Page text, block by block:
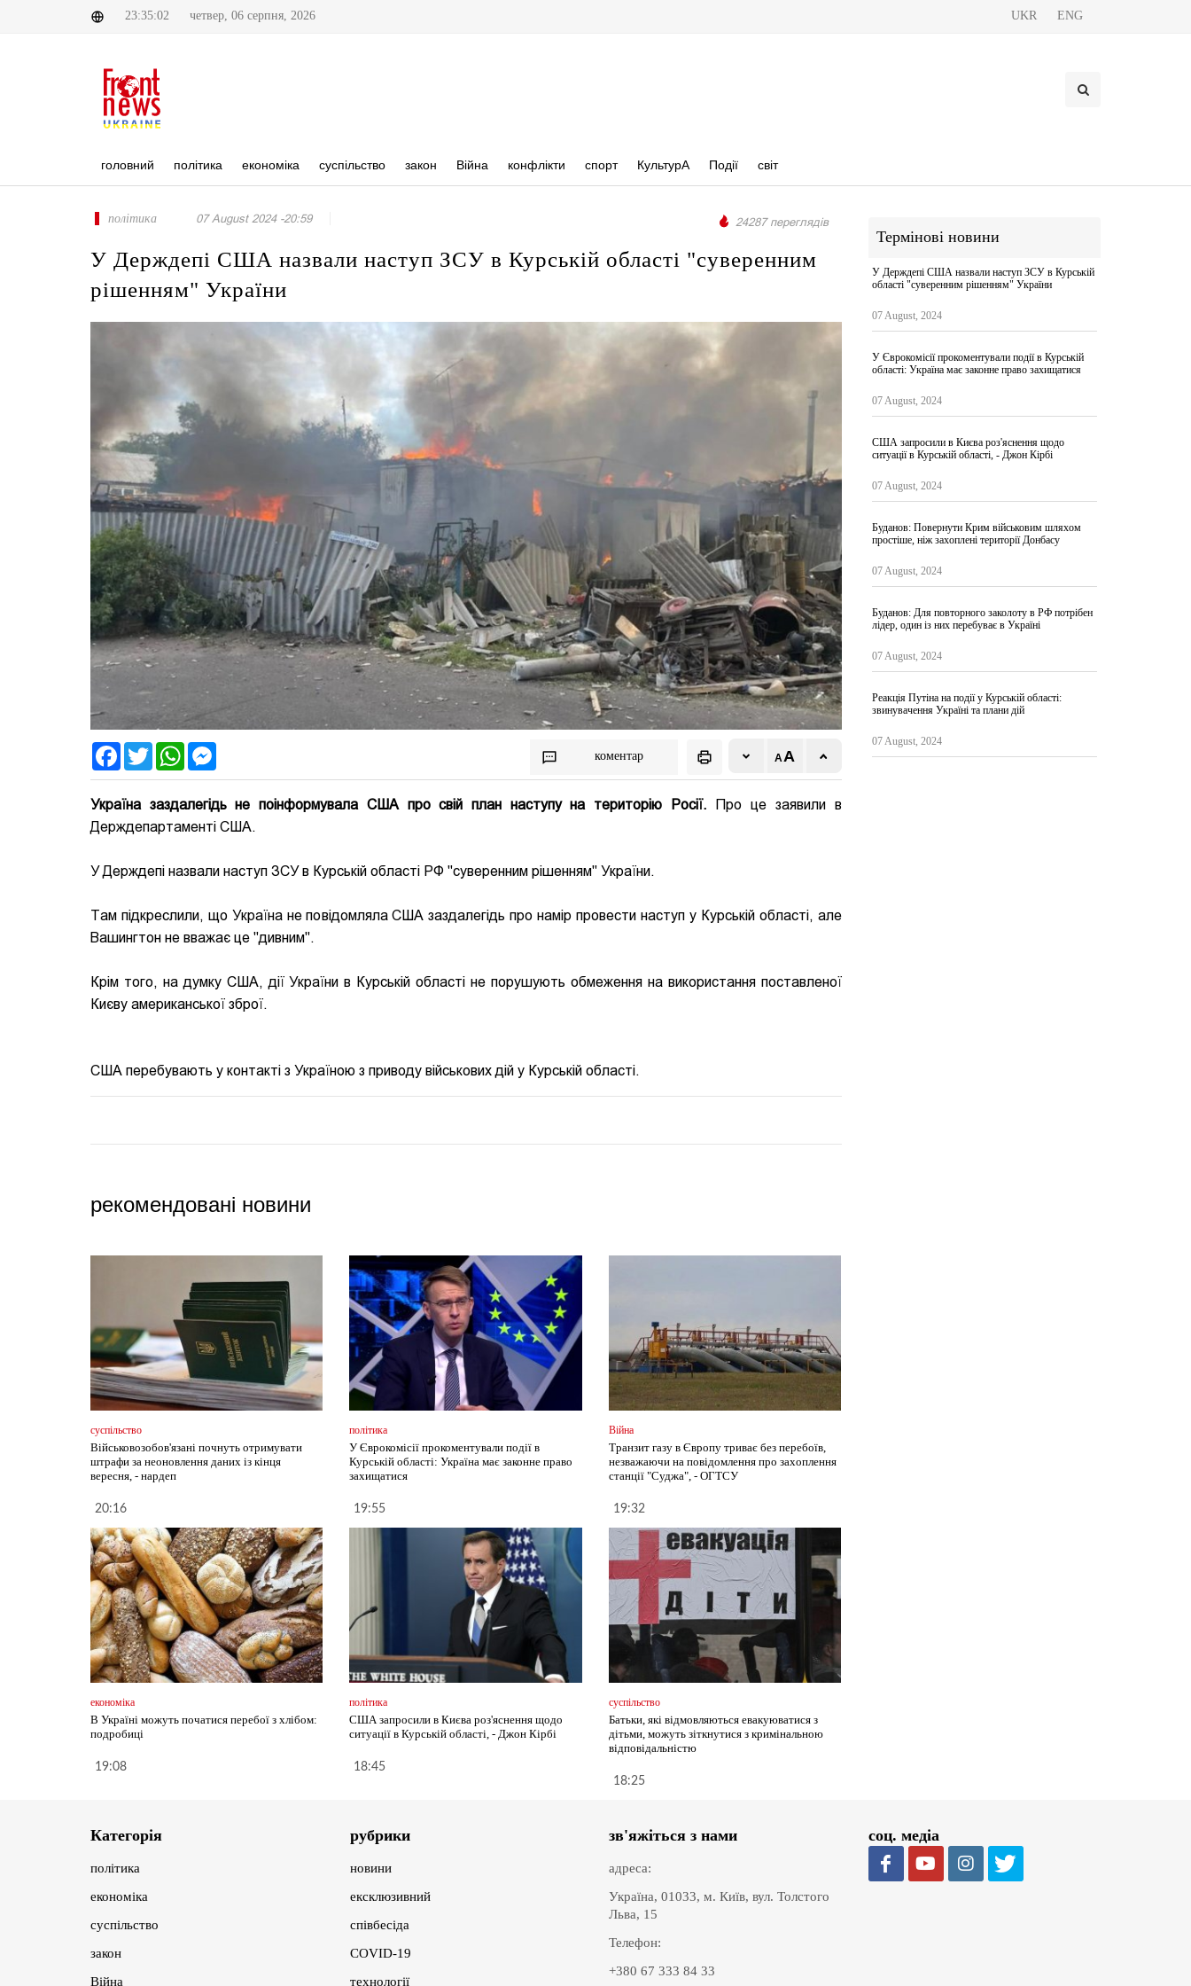
23:35:02 четвер, 06 серпня, 2026 UKR ENG
головний політика економіка суспільство закон Війна конфлікти спорт КультурА Події світ
політика 07 August 2024 -20:59 24287 переглядів
У Держдепі США назвали наступ ЗСУ в Курській області "суверенним
рішенням" України
FacebookTwitter WhatsApp коментар
Україна заздалегідь не поінформувала США про свій план наступу на територію Росії. Про це заявили в
Держдепартаменті США.
У Держдепі назвали наступ ЗСУ в Курській області РФ "суверенним рішенням" України.
Там підкреслили, що Україна не повідомляла США заздалегідь про намір провести наступ у Курській області, але
Вашингтон не вважає це "дивним".
Крім того, на думку США, дії України в Курській області не порушують обмеження на використання поставленої
Києву американської зброї.
США перебувають у контакті з Україною з приводу військових дій у Курській області.
рекомендовані новини
суспільство
Військовозобов'язані почнуть отримувати
штрафи за неоновлення даних із кінця
вересня, - нардеп
20:16
політика
У Єврокомісії прокоментували події в
Курській області: Україна має законне право
захищатися
19:55
Війна
Транзит газу в Європу триває без перебоїв,
незважаючи на повідомлення про захоплення
станції "Суджа", - ОГТСУ
19:32
економіка
В Україні можуть початися перебої з хлібом:
подробиці
19:08
політика
США запросили в Києва роз'яснення щодо
ситуації в Курській області, - Джон Кірбі
18:45
суспільство
Батьки, які відмовляються евакуюватися з
дітьми, можуть зіткнутися з кримінальною
відповідальністю
18:25
Термінові новини
У Держдепі США назвали наступ ЗСУ в Курській
області "суверенним рішенням" України
07 August, 2024
У Єврокомісії прокоментували події в Курській
області: Україна має законне право захищатися
07 August, 2024
США запросили в Києва роз'яснення щодо
ситуації в Курській області, - Джон Кірбі
07 August, 2024
Буданов: Повернути Крим військовим шляхом
простіше, ніж захоплені території Донбасу
07 August, 2024
Буданов: Для повторного заколоту в РФ потрібен
лідер, один із них перебуває в Україні
07 August, 2024
Реакція Путіна на події у Курській області:
звинувачення Україні та плани дій
07 August, 2024
Категорія
політика
економіка
суспільство
закон
Війна
рубрики
новини
ексклюзивний
співбесіда
COVID-19
технології
зв'яжіться з нами
адреса:
Україна, 01033, м. Київ, вул. Толстого
Льва, 15
Телефон:
+380 67 333 84 33
соц. медіа